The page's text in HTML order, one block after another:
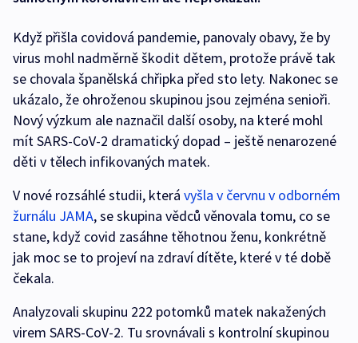
Když přišla covidová pandemie, panovaly obavy, že by
virus mohl nadměrně škodit dětem, protože právě tak
se chovala španělská chřipka před sto lety. Nakonec se
ukázalo, že ohroženou skupinou jsou zejména senioři.
Nový výzkum ale naznačil další osoby, na které mohl
mít SARS-CoV-2 dramatický dopad – ještě nenarozené
děti v tělech infikovaných matek.
V nové rozsáhlé studii, která vyšla v červnu v odborném
žurnálu JAMA, se skupina vědců věnovala tomu, co se
stane, když covid zasáhne těhotnou ženu, konkrétně
jak moc se to projeví na zdraví dítěte, které v té době
čekala.
Analyzovali skupinu 222 potomků matek nakažených
virem SARS-CoV-2. Tu srovnávali s kontrolní skupinou